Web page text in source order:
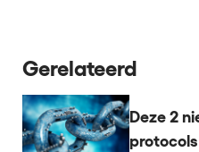
Gerelateerd
Deze 2